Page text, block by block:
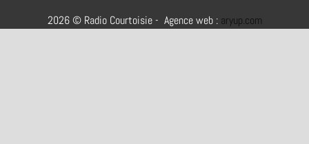
2026 © Radio Courtoisie - Agence web : aryup.com